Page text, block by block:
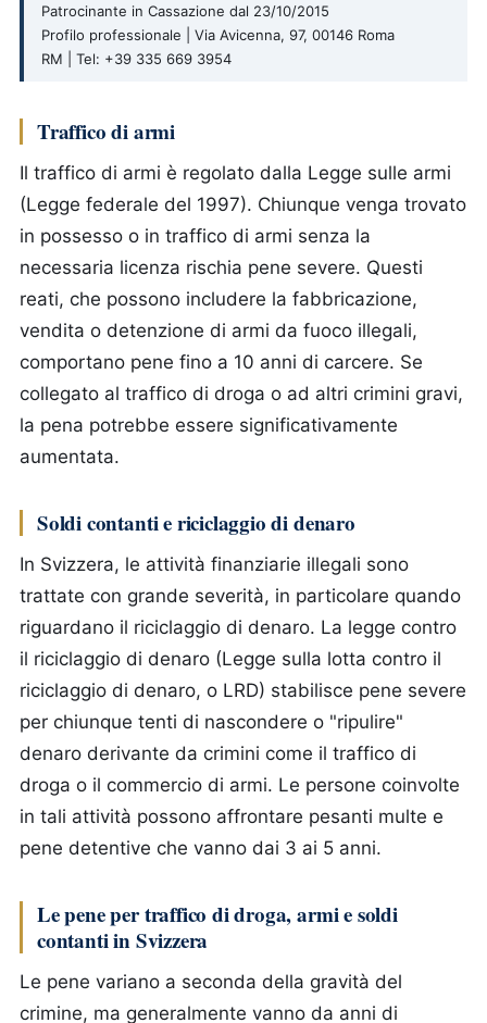
Patrocinante in Cassazione dal 23/10/2015
Profilo professionale | Via Avicenna, 97, 00146 Roma
RM | Tel: +39 335 669 3954
Traffico di armi
Il traffico di armi è regolato dalla Legge sulle armi
(Legge federale del 1997). Chiunque venga trovato
in possesso o in traffico di armi senza la
necessaria licenza rischia pene severe. Questi
reati, che possono includere la fabbricazione,
vendita o detenzione di armi da fuoco illegali,
comportano pene fino a 10 anni di carcere. Se
collegato al traffico di droga o ad altri crimini gravi,
la pena potrebbe essere significativamente
aumentata.
Soldi contanti e riciclaggio di denaro
In Svizzera, le attività finanziarie illegali sono
trattate con grande severità, in particolare quando
riguardano il riciclaggio di denaro. La legge contro
il riciclaggio di denaro (Legge sulla lotta contro il
riciclaggio di denaro, o LRD) stabilisce pene severe
per chiunque tenti di nascondere o "ripulire"
denaro derivante da crimini come il traffico di
droga o il commercio di armi. Le persone coinvolte
in tali attività possono affrontare pesanti multe e
pene detentive che vanno dai 3 ai 5 anni.
Le pene per traffico di droga, armi e soldi
contanti in Svizzera
Le pene variano a seconda della gravità del
crimine, ma generalmente vanno da anni di